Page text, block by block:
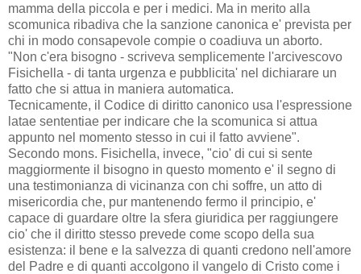
mamma della piccola e per i medici. Ma in merito alla
scomunica ribadiva che la sanzione canonica e' prevista per
chi in modo consapevole compie o coadiuva un aborto.
"Non c'era bisogno - scriveva semplicemente l'arcivescovo
Fisichella - di tanta urgenza e pubblicita' nel dichiarare un
fatto che si attua in maniera automatica.
Tecnicamente, il Codice di diritto canonico usa l'espressione
latae sententiae per indicare che la scomunica si attua
appunto nel momento stesso in cui il fatto avviene".
Secondo mons. Fisichella, invece, "cio' di cui si sente
maggiormente il bisogno in questo momento e' il segno di
una testimonianza di vicinanza con chi soffre, un atto di
misericordia che, pur mantenendo fermo il principio, e'
capace di guardare oltre la sfera giuridica per raggiungere
cio' che il diritto stesso prevede come scopo della sua
esistenza: il bene e la salvezza di quanti credono nell'amore
del Padre e di quanti accolgono il vangelo di Cristo come i